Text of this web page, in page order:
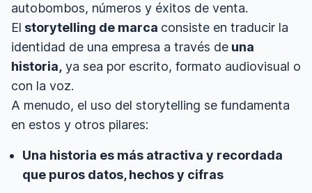
autobombos, números y éxitos de venta.
El storytelling de marca consiste en traducir la
identidad de una empresa a través de una
historia, ya sea por escrito, formato audiovisual o
con la voz.
A menudo, el uso del storytelling se fundamenta
en estos y otros pilares:
Una historia es más atractiva y recordada
que puros datos, hechos y cifras